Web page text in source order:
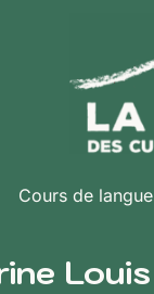
Cours de langue
Louis